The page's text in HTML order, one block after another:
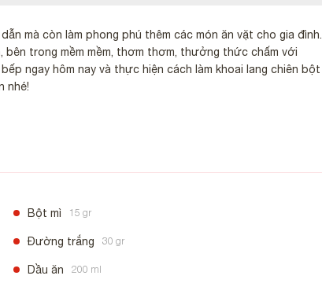
mà còn làm phong phú thêm các món ăn vặt cho gia đình.
bên trong mềm mềm, thơm thơm, thưởng thức chấm với
ngay hôm nay và thực hiện cách làm khoai lang chiên bột
nhé!
Bột mì 15 gr
Đường trắng 30 gr
Dầu ăn 200 ml